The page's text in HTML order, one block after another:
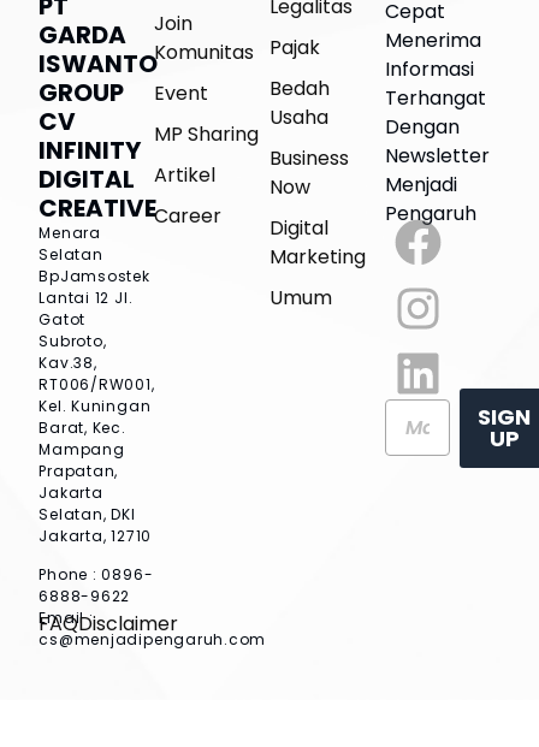
GARDA
ISWANTO
GROUP
CV
INFINITY
DIGITAL
CREATIVE
Menara
Selatan
BpJamsostek
Lantai 12 Jl.
Gatot
Subroto,
Kav.38,
RT006/RW001,
Kel. Kuningan
Barat, Kec.
Mampang
Prapatan,
Jakarta
Selatan, DKI
Jakarta, 12710
Phone : 0896-
6888-9622
Email :
cs@menjadipengaruh.com
Join
Komunitas
Event
MP Sharing
Artikel
Career
Legalitas
Pajak
Bedah
Usaha
Business
Now
Digital
Marketing
Umum
Cepat
Menerima
Informasi
Terhangat
Dengan
Newsletter
Menjadi
Pengaruh
SIGN
UP
FAQDisclaimer